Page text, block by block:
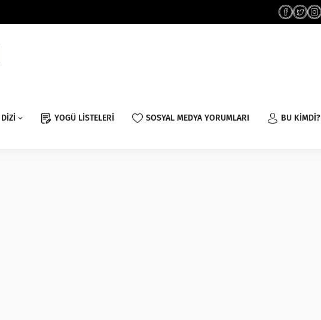
DİZİ YOGÜ LİSTELERİ SOSYAL MEDYA YORUMLARI BU KİMDİ?